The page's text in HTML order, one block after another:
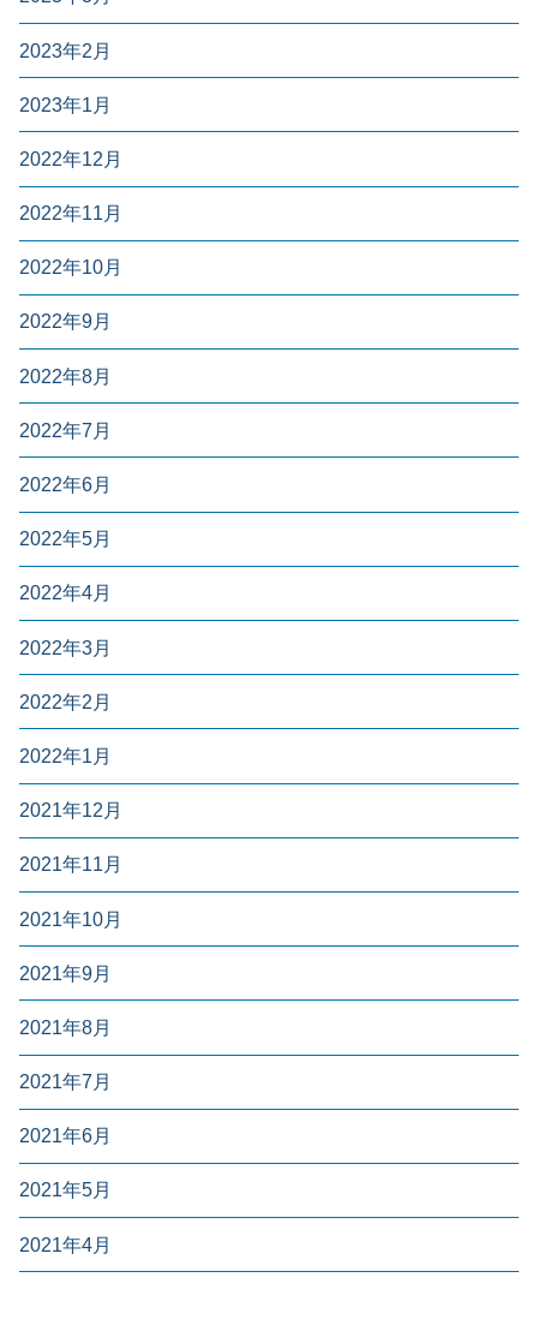
2023年2月
2023年1月
2022年12月
2022年11月
2022年10月
2022年9月
2022年8月
2022年7月
2022年6月
2022年5月
2022年4月
2022年3月
2022年2月
2022年1月
2021年12月
2021年11月
2021年10月
2021年9月
2021年8月
2021年7月
2021年6月
2021年5月
2021年4月